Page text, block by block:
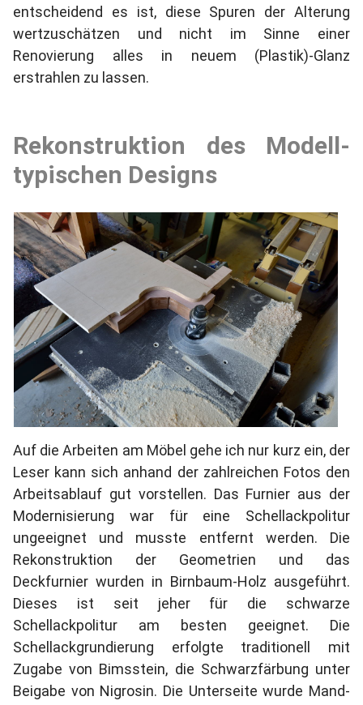
entscheidend es ist, diese Spuren der Alterung
wertzuschätzen und nicht im Sinne einer
Renovierung alles in neuem (Plastik)-Glanz
erstrahlen zu lassen.
Rekonstruktion des Modell-
typischen Designs
Auf die Arbeiten am Möbel gehe ich nur kurz ein, der
Leser kann sich anhand der zahlreichen Fotos den
Arbeitsablauf gut vorstellen. Das Furnier aus der
Modernisierung war für eine Schellackpolitur
ungeeignet und musste entfernt werden. Die
Rekonstruktion der Geometrien und das
Deckfurnier wurden in Birnbaum-Holz ausgeführt.
Dieses ist seit jeher für die schwarze
Schellackpolitur am besten geeignet. Die
Schellackgrundierung erfolgte traditionell mit
Zugabe von Bimsstein, die Schwarzfärbung unter
Beigabe von Nigrosin. Die Unterseite wurde Mand-